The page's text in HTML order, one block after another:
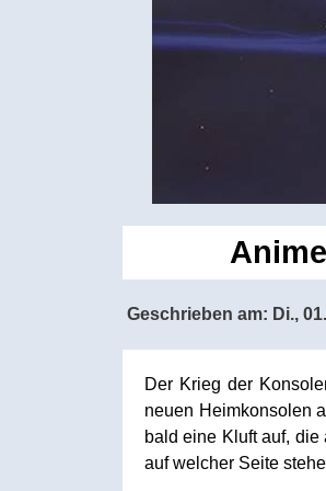
Geschrieben am: Di.,
Der Krieg der
neuen Heimkonsolen
bald eine Kluft auf,
auf welcher Seite